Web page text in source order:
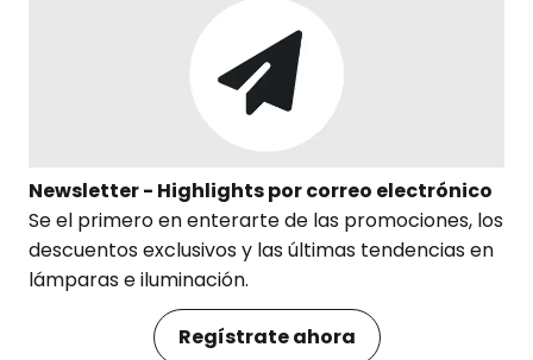
Newsletter - Highlights por correo electrónico
Se el primero en enterarte de las promociones, los
descuentos exclusivos y las últimas tendencias en
lámparas e iluminación.
Regístrate ahora